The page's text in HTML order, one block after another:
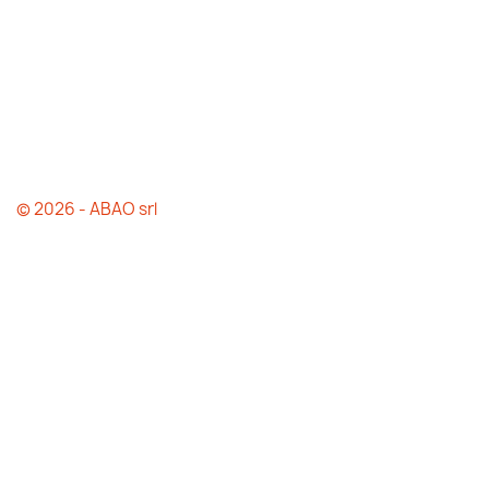
© 2026 - ABAO srl